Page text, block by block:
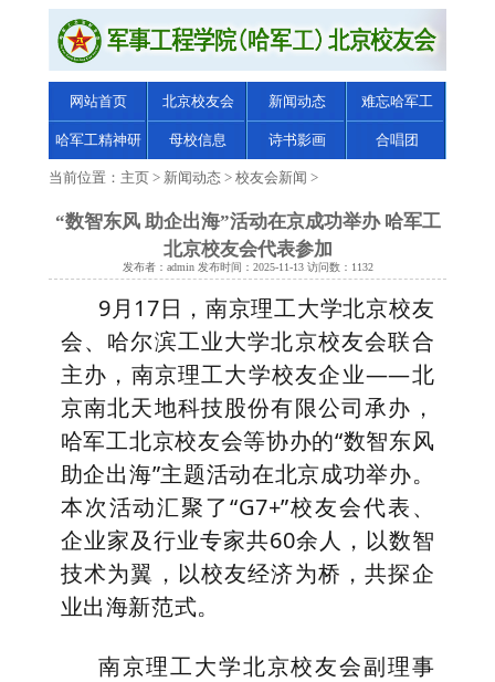
网站首页 北京校友会 新闻动态 难忘哈军工
哈军工精神研
究
母校信息 诗书影画 合唱团
当前位置： 主页 > 新闻动态 > 校友会新闻 >
“数智东风 助企出海”活动在京成功举办 哈军工
北京校友会代表参加
发布者：admin 发布时间：2025-11-13 访问数：1132
9月17日，南京理工大学北京校友
会、哈尔滨工业大学北京校友会联合
主办，南京理工大学校友企业——北
京南北天地科技股份有限公司承办，
哈军工北京校友会等协办的“数智东风
助企出海”主题活动在北京成功举办。
本次活动汇聚了“G7+”校友会代表、
企业家及行业专家共60余人，以数智
技术为翼，以校友经济为桥，共探企
业出海新范式。
南京理工大学北京校友会副理事